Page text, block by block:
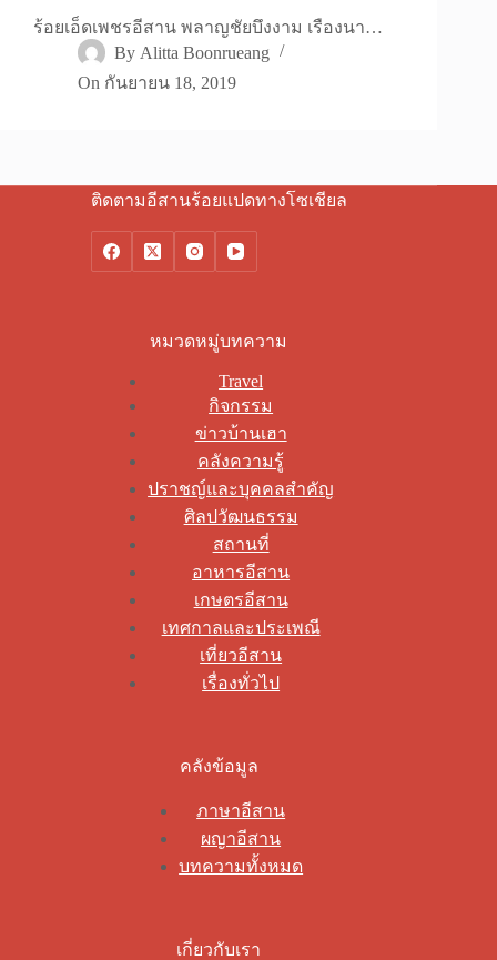
ร้อยเอ็ดเพชรอีสาน พลาญชัยบึงงาม เรืองนา…
By Alitta Boonrueang
On กันยายน 18, 2019
ติดตามอีสานร้อยแปดทางโซเชียล
หมวดหมู่บทความ
Travel
กิจกรรม
ข่าวบ้านเฮา
คลังความรู้
ปราชญ์และบุคคลสำคัญ
ศิลปวัฒนธรรม
สถานที่
อาหารอีสาน
เกษตรอีสาน
เทศกาลและประเพณี
เที่ยวอีสาน
เรื่องทั่วไป
คลังข้อมูล
ภาษาอีสาน
ผญาอีสาน
บทความทั้งหมด
เกี่ยวกับเรา